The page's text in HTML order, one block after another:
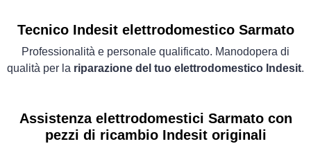
Tecnico Indesit elettrodomestico Sarmato
Professionalità e personale qualificato. Manodopera di
qualità per la riparazione del tuo elettrodomestico Indesit.
Assistenza elettrodomestici Sarmato con
pezzi di ricambio Indesit originali